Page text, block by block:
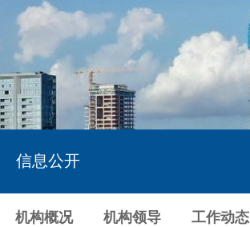
信息公开
机构概况 机构领导 工作动态